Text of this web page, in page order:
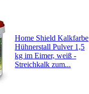
Home Shield Kalkfarbe
Hühnerstall Pulver 1,5
kg im Eimer, weiß -
Streichkalk zum...